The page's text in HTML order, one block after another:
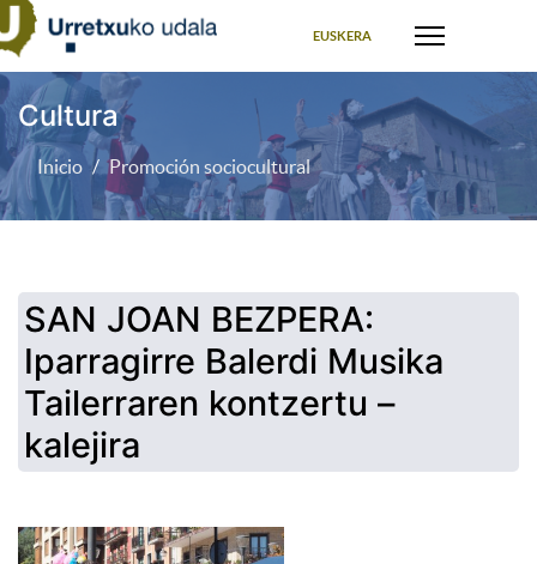
EUSKERA
Cultura
Inicio Promoción sociocultural
SAN JOAN BEZPERA:
Iparragirre Balerdi Musika
Tailerraren kontzertu –
kalejira